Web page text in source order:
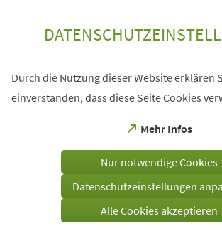
Durch die Nutzung dieser Website erklären
einverstanden, dass diese Seite Cookies
Mehr Infos
(Öffnet
einem
Tab)
Nur notwendige Cookies
Datenschutzeinstellungen
Alle Cookies akzeptieren